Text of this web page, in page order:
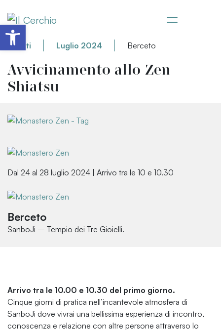
Eventi Luglio 2024 Berceto
Avvicinamento allo Zen
Shiatsu
Dal 24 al 28 luglio 2024 | Arrivo tra le 10 e 10.30
Berceto
SanboJi – Tempio dei Tre Gioielli.
Arrivo tra le 10.00 e 10.30 del primo giorno.
Cinque giorni di pratica nell’incantevole atmosfera di
SanboJi dove vivrai una bellissima esperienza di incontro,
conoscenza e relazione con altre persone attraverso lo
Apri la barra degli strumenti